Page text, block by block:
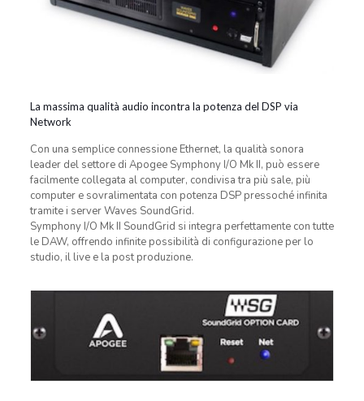
La massima qualità audio incontra la potenza del DSP via
Network
Con una semplice connessione Ethernet, la qualità sonora
leader del settore di Apogee Symphony I/O Mk II, può essere
facilmente collegata al computer, condivisa tra più sale, più
computer e sovralimentata con potenza DSP pressoché infinita
tramite i server Waves SoundGrid.
Symphony I/O Mk II SoundGrid si integra perfettamente con tutte
le DAW, offrendo infinite possibilità di configurazione per lo
studio, il live e la post produzione.